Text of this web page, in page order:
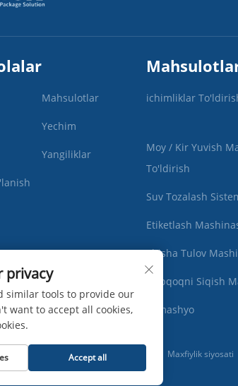
Mahsulotlar
Yechim
Yangiliklar
ichimliklar
Moy / Kir Yuvish
To'ldirish
Suv Tozalash
Etiketlash
Shisha Tulov
Qopqoqni Siqish
Xomashyo
Zhangjiagang Ipack Machine Co., Ltd - Maxfiylik siyosati
privacy
similar tools to provide our
want to accept all cookies,
Accept all